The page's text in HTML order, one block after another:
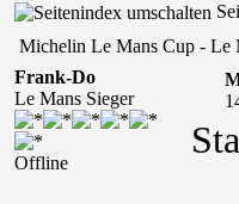
Michelin Le Mans Cup - Le
Frank-Do
Le Mans Sieger
Offline